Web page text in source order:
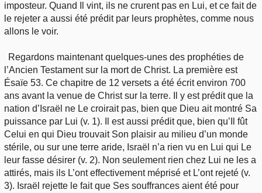
imposteur. Quand Il vint, ils ne crurent pas en Lui, et ce fait de
le rejeter a aussi été prédit par leurs prophètes, comme nous
allons le voir.
Regardons maintenant quelques-unes des prophéties de
l’Ancien Testament sur la mort de Christ. La première est
Ésaïe 53. Ce chapitre de 12 versets a été écrit environ 700
ans avant la venue de Christ sur la terre. Il y est prédit que la
nation d’Israël ne Le croirait pas, bien que Dieu ait montré Sa
puissance par Lui (v. 1). Il est aussi prédit que, bien qu’Il fût
Celui en qui Dieu trouvait Son plaisir au milieu d’un monde
stérile, ou sur une terre aride, Israël n’a rien vu en Lui qui Le
leur fasse désirer (v. 2). Non seulement rien chez Lui ne les a
attirés, mais ils L’ont effectivement méprisé et L’ont rejeté (v.
3). Israël rejette le fait que Ses souffrances aient été pour